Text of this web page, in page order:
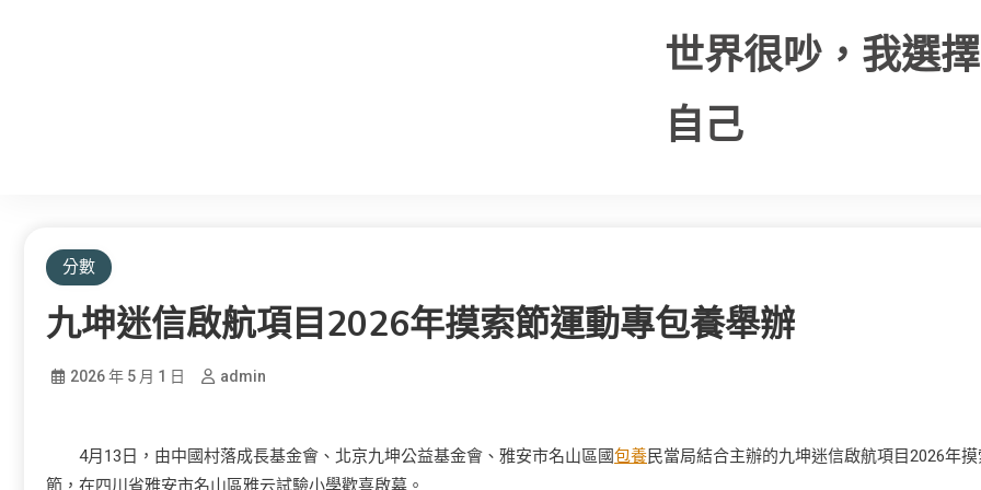
世界很吵，我選
自己
分數
九坤迷信啟航項目2026年摸索節運動專包養舉辦
2026 年 5 月 1 日 admin
4月13日，由中國村落成長基金會、北京九坤公益基金會、雅安市名山區國包養民當局結合主辦的九坤迷信啟航項目2026年
節，在四川省雅安市名山區雅云試驗小學歡喜啟幕。